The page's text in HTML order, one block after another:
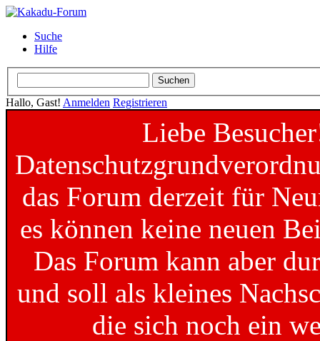
Suche
Hilfe
Hallo, Gast! Anmelden Registrieren
Liebe
das Forum derzeit für
es können keine neuen
Das Forum kann aber
und soll als kleines
die sich noch ein